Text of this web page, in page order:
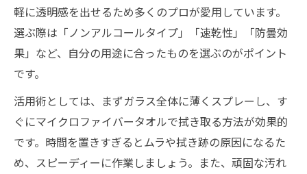
軽に透明感を出せるため多くのプロが愛用しています。
選ぶ際は「ノンアルコールタイプ」「速乾性」「防曇効
果」など、自分の用途に合ったものを選ぶのがポイント
です。
活用術としては、まずガラス全体に薄くスプレーし、す
ぐにマイクロファイバータオルで拭き取る方法が効果的
です。時間を置きすぎるとムラや拭き跡の原因になるた
め、スピーディーに作業しましょう。また、頑固な汚れ